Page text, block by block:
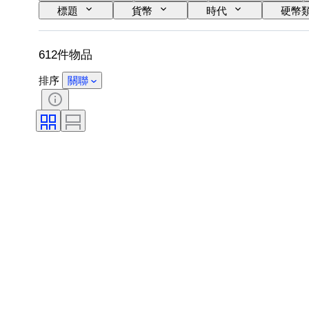
標題 貨幣 時代 硬幣
612件物品
排序 關聯